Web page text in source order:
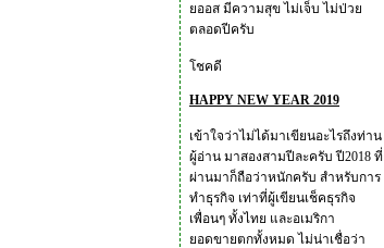
ยออส มีความสุข ไม่เจ็บ ไม่ป่วย
ตลอดปีครับ
โชคดี
HAPPY NEW YEAR 2019
เข้าใจว่าไม่ได้มาเขียนอะไรถึงท่าน
ผู้อ่าน มาสองสามปีละครับ ปี2018 ที่
ผ่านมาก็ถือว่าหนักครับ สำหรับการ
ทำธุรกิจ เท่าที่ผู้เขียนเช็คธุรกิจ
เพื่อนๆ ทั้งไทย และอเมริกา
ยอดขายตกทั้งหมด ไม่น่าเชื่อว่า